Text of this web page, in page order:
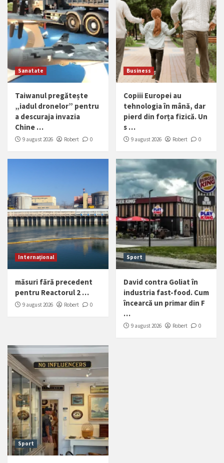
Sanatate
Taiwanul pregătește
„iadul dronelor” pentru
a descuraja invazia
Chine …
9 august 2026 Robert 0
Business
Copiii Europei au
tehnologia în mână, dar
pierd din forța fizică. Un
s …
9 august 2026 Robert 0
Internațional
măsuri fără precedent
pentru Reactorul 2 …
9 august 2026 Robert 0
Sport
David contra Goliat în
industria fast-food. Cum
încearcă un primar din F
…
9 august 2026 Robert 0
Sport